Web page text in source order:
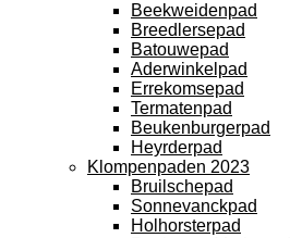
Beekweidenpad
Breedlersepad
Batouwepad
Aderwinkelpad
Errekomsepad
Termatenpad
Beukenburgerpad
Heyrderpad
Klompenpaden 2023
Bruilschepad
Sonnevanckpad
Holhorsterpad